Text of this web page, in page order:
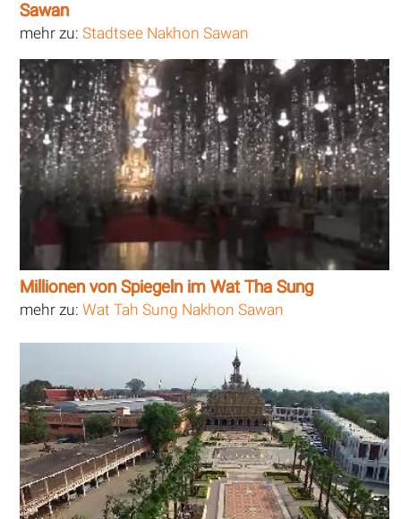
Sawan
mehr zu:Stadtsee Nakhon Sawan
Millionen von Spiegeln im Wat Tha Sung
mehr zu:Wat Tah Sung Nakhon Sawan